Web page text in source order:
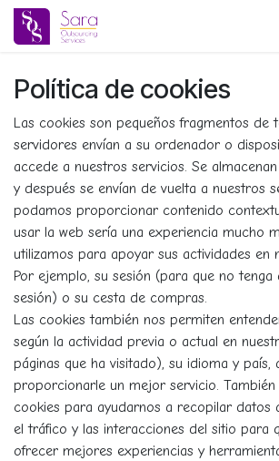
Ir al contenido
Política de cookies
Las cookies son pequeños fragmentos de
servidores envían a su ordenador o
accede a nuestros servicios. Se
y después se envían de vuelta a nuestros
podamos proporcionar contenido
usar la web sería una experiencia mucho
utilizamos para apoyar sus actividades en
Por ejemplo, su sesión (para que no tenga
sesión) o su cesta de compras.
Las cookies también nos permiten
según la actividad previa o actual en
páginas que ha visitado), su idioma y país,
proporcionarle un mejor servicio. También
cookies para ayudarnos a recopilar datos
el tráfico y las interacciones del sitio para
ofrecer mejores experiencias y